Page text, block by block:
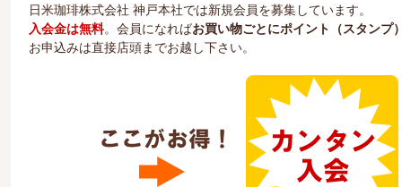
日米珈琲株式会社 神戸本社では新規会員を募集しています。
入会金は無料。会員になればお買い物ごとにポイント（スタンプ
お申込みは直接店頭までお越し下さい。